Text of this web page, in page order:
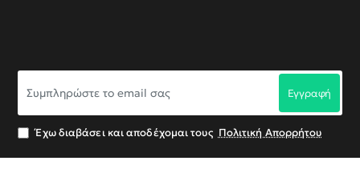
το
σας
Εγγραφή
Έχω διαβάσει και αποδέχομαι τους Πολιτική Απορρήτου